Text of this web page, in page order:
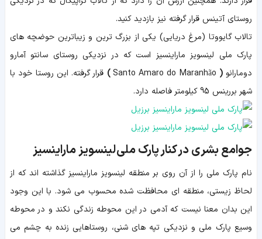
روستای آتینس قرار گرفته نیز بازدید کنید.
تالاب گایووتا (مرغ دریایی) یکی از بزرگ ترین و زیباترین حوضچه های
پارک ملی لینسویز ماراینسیز است که در نزدیکی روستای سانتو آمارو
دومارانو(
) قرار گرفته. این روستا خود با
شهر بررینس 95 کیلومتر فاصله دارد.
جوامع بشری در کنار پارک ملی لینسویز ماراینسیز
نام پارک ملی را از آن روی بر منطقه لینسویز ماراینسیز گذاشته اند که از
لحاظ زیستی، منطقه ای محافظت شده محسوب می شود. با این وجود
این بدان معنا نیست که آدمی در این محوطه زندگی نکند و در محوطه
وسیع پارک ملی و نزدیکی تپه های شنی، روستاهایی زنده به چشم می